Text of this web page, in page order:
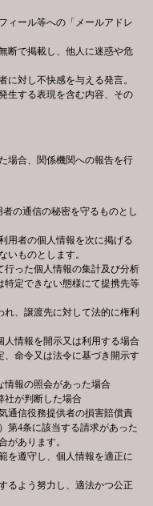
ィール等への「メールアドレ
断で掲載し、他人に迷惑や危
に対し不快感を与える発言。
生する表現を含む内容、その
場合、関係機関への報告を行
の通信の秘密を守るものとし
用者の個人情報を次に掲げる
いものとします。
行った個人情報の集計及び分析
特定できない態様にて提携先等
、譲渡先に対して法的に権利
情報を開示又は利用する場合
、命令又は法令に基づき開示す
情報の照会があった場合
社が判断した場合
通信役務提供者の損害賠償責
第4条に該当する請求があった
があります。
を遵守し、個人情報を適正に
るよう努力し、適法かつ公正